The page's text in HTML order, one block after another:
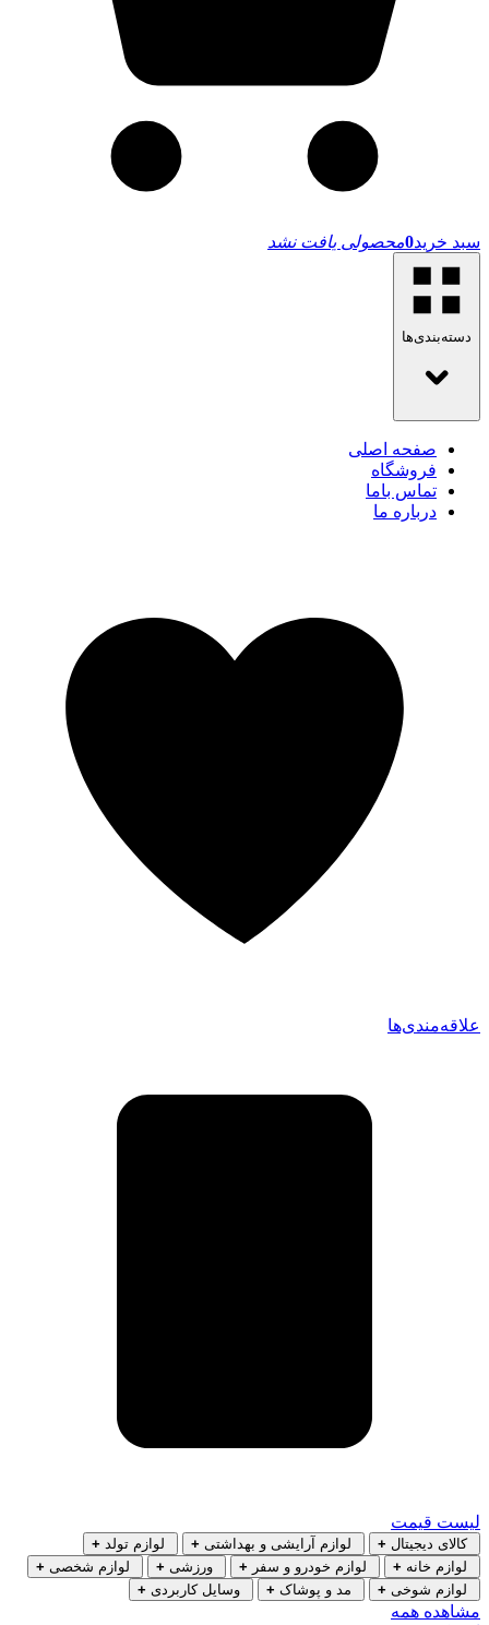
سبد خرید0محصولی یافت نشد
دسته‌بندی‌ها
صفحه اصلی
فروشگاه
تماس باما
درباره ما
علاقه‌مندی‌ها
لیست قیمت
کالای دیجیتال + لوازم آرایشی و بهداشتی + لوازم تولد +
لوازم خانه + لوازم خودرو و سفر + ورزشی + لوازم شخصی +
لوازم شوخی + مد و پوشاک + وسایل کاربردی +
مشاهده همه